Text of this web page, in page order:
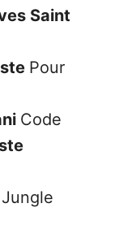
Saint
Pour
Code
Jungle